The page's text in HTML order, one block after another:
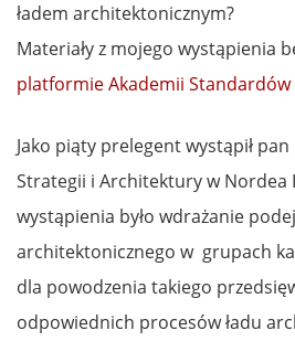
ładem architektonicznym?
Materiały z mojego wystąpienia
platformie Akademii Standardów
Jako piąty prelegent wystąpił pan
Strategii i Architektury w Nordea
wystąpienia było wdrażanie
architektonicznego w grupach
dla powodzenia takiego
odpowiednich procesów ładu